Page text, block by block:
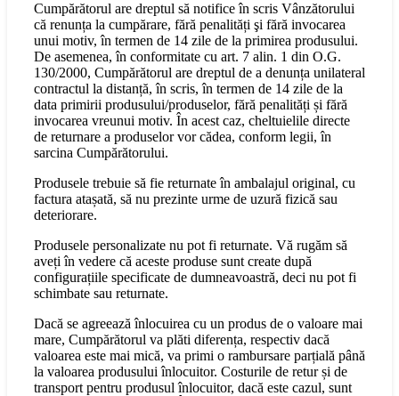
Cumpărătorul are dreptul să notifice în scris Vânzătorului
că renunța la cumpărare, fără penalități şi fără invocarea
unui motiv, în termen de 14 zile de la primirea produsului.
De asemenea, în conformitate cu art. 7 alin. 1 din O.G.
130/2000, Cumpărătorul are dreptul de a denunța unilateral
contractul la distanță, în scris, în termen de 14 zile de la
data primirii produsului/produselor, fără penalități și fără
invocarea vreunui motiv. În acest caz, cheltuielile directe
de returnare a produselor vor cădea, conform legii, în
sarcina Cumpărătorului.
Produsele trebuie să fie returnate în ambalajul original, cu
factura atașată, să nu prezinte urme de uzură fizică sau
deteriorare.
Produsele personalizate nu pot fi returnate. Vă rugăm să
aveți în vedere că aceste produse sunt create după
configurațiile specificate de dumneavoastră, deci nu pot fi
schimbate sau returnate.
Dacă se agreează înlocuirea cu un produs de o valoare mai
mare, Cumpărătorul va plăti diferența, respectiv dacă
valoarea este mai mică, va primi o rambursare parțială până
la valoarea produsului înlocuitor. Costurile de retur și de
transport pentru produsul înlocuitor, dacă este cazul, sunt